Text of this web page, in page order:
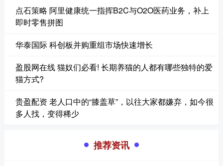
点石策略 阿里健康统一指挥B2C与O2O医药业务，补上
即时零售拼图
华泰国际 科创板并购重组市场快速增长
盈股网在线 猫奴们必看! 长期养猫的人都有哪些独特的爱
猫方式?
贵盈配资 老人口中的“膝盖草”，以往大家都嫌弃，如今很
多人找，变得稀少
推荐资讯